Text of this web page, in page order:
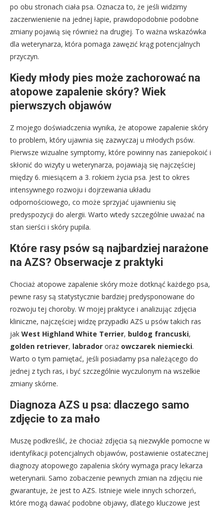
po obu stronach ciała psa. Oznacza to, że jeśli widzimy
zaczerwienienie na jednej łapie, prawdopodobnie podobne
zmiany pojawią się również na drugiej. To ważna wskazówka
dla weterynarza, która pomaga zawęzić krąg potencjalnych
przyczyn.
Kiedy młody pies może zachorować na
atopowe zapalenie skóry? Wiek
pierwszych objawów
Z mojego doświadczenia wynika, że atopowe zapalenie skóry
to problem, który ujawnia się zazwyczaj u młodych psów.
Pierwsze wizualne symptomy, które powinny nas zaniepokoić i
skłonić do wizyty u weterynarza, pojawiają się najczęściej
między 6. miesiącem a 3. rokiem życia psa. Jest to okres
intensywnego rozwoju i dojrzewania układu
odpornościowego, co może sprzyjać ujawnieniu się
predyspozycji do alergii. Warto wtedy szczególnie uważać na
stan sierści i skóry pupila.
Które rasy psów są najbardziej narażone
na AZS? Obserwacje z praktyki
Chociaż atopowe zapalenie skóry może dotknąć każdego psa,
pewne rasy są statystycznie bardziej predysponowane do
rozwoju tej choroby. W mojej praktyce i analizując zdjęcia
kliniczne, najczęściej widzę przypadki AZS u psów takich ras
jak West Highland White Terrier, buldog francuski,
golden retriever, labrador oraz owczarek niemiecki.
Warto o tym pamiętać, jeśli posiadamy psa należącego do
jednej z tych ras, i być szczególnie wyczulonym na wszelkie
zmiany skórne.
Diagnoza AZS u psa: dlaczego samo
zdjęcie to za mało
Muszę podkreślić, że chociaż zdjęcia są niezwykle pomocne w
identyfikacji potencjalnych objawów, postawienie ostatecznej
diagnozy atopowego zapalenia skóry wymaga pracy lekarza
weterynarii. Samo zobaczenie pewnych zmian na zdjęciu nie
gwarantuje, że jest to AZS. Istnieje wiele innych schorzeń,
które mogą dawać podobne objawy, dlatego kluczowe jest